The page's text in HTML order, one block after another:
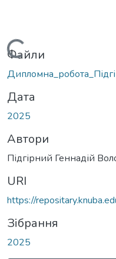
Вантажиться...
Файли
Дата
2025
Автори
Підгірний Геннадій
URI
https://
Зібрання
2025